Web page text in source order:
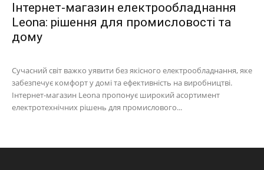
Інтернет-магазин електрообладнання
Leona: рішення для промисловості та
дому
Сучасний світ важко уявити без якісного електрообладнання, яке
забезпечує комфорт у домі та ефективність на виробництві.
Інтернет-магазин Leona пропонує широкий асортимент
електротехнічних рішень для промислового...